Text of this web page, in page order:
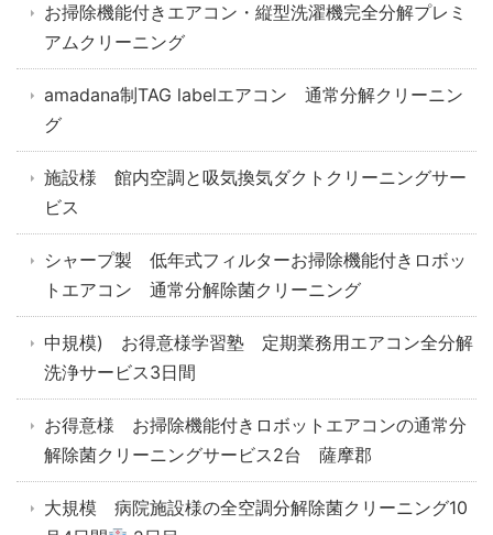
お掃除機能付きエアコン・縦型洗濯機完全分解プレミ
アムクリーニング
amadana制TAG labelエアコン 通常分解クリーニン
グ
施設様 館内空調と吸気換気ダクトクリーニングサー
ビス
シャープ製 低年式フィルターお掃除機能付きロボッ
トエアコン 通常分解除菌クリーニング
中規模) お得意様学習塾 定期業務用エアコン全分解
洗浄サービス3日間
お得意様 お掃除機能付きロボットエアコンの通常分
解除菌クリーニングサービス2台 薩摩郡
大規模 病院施設様の全空調分解除菌クリーニング10